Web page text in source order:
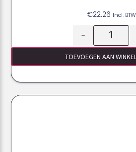
€22.26 Incl. BTW
-
TOEVOEGEN AAN